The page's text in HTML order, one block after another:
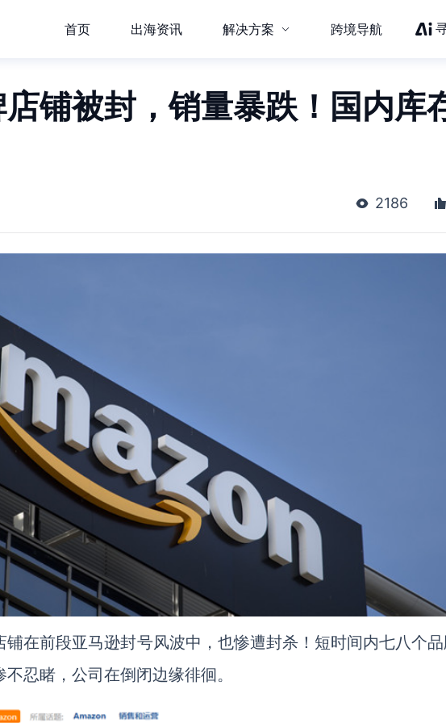
首页 出海资讯 解决方案 跨境导航
铺被封，销量暴跌！国内库
2186
在前段亚马逊封号风波中，也惨遭封杀！短时间内七八个
忍睹，公司在倒闭边缘徘徊。